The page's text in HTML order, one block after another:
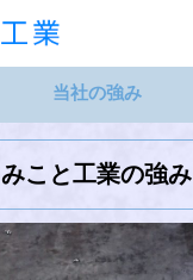
当社の強み
みこと工業の強み